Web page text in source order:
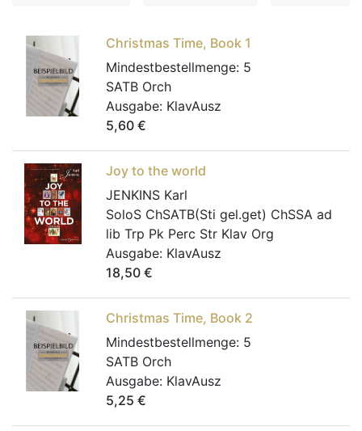
Christmas Time, Book 1
Mindestbestellmenge: 5
SATB Orch
Ausgabe: KlavAusz
5,60 €
Joy to the world
JENKINS Karl
SoloS ChSATB(Sti gel.get) ChSSA ad
lib Trp Pk Perc Str Klav Org
Ausgabe: KlavAusz
18,50 €
Christmas Time, Book 2
Mindestbestellmenge: 5
SATB Orch
Ausgabe: KlavAusz
5,25 €